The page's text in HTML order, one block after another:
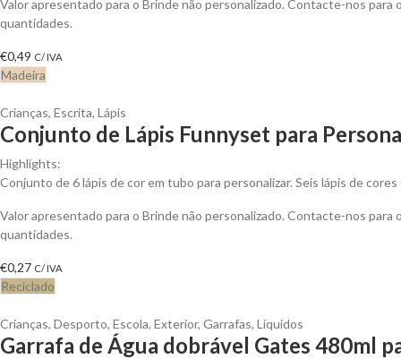
Valor apresentado para o Brinde não personalizado. Contacte-nos
quantidades.
€0,49 C/ IVA
Madeira
Crianças, Escrita, Lápis
Conjunto de Lápis Funnyset para
Highlights:
Conjunto de 6 lápis de cor em tubo para personalizar. Seis lápis de
Valor apresentado para o Brinde não personalizado. Contacte-nos
quantidades.
€0,27 C/ IVA
Reciclado
Crianças, Desporto, Escola, Exterior, Garrafas, Líquidos
Garrafa de Água dobrável Gates 480ml